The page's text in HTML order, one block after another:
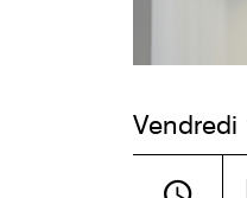
Vendredi